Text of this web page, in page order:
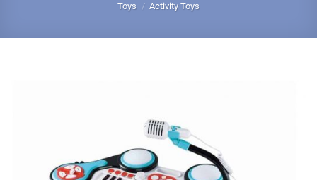
Toys / Activity Toys